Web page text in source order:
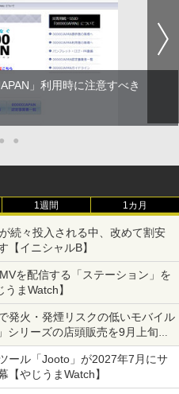
」利用時に注意すべき
● ●
1週間 1カ月
続々投入される中、改めて割安
【イニシャルB】
を配信する「ステーション」を
まWatch】
発火・発煙リスクの低いモバイル
シリーズの店頭販売を9月上旬に
ール「Jooto」が2027年7月にサ
【やじうまWatch】